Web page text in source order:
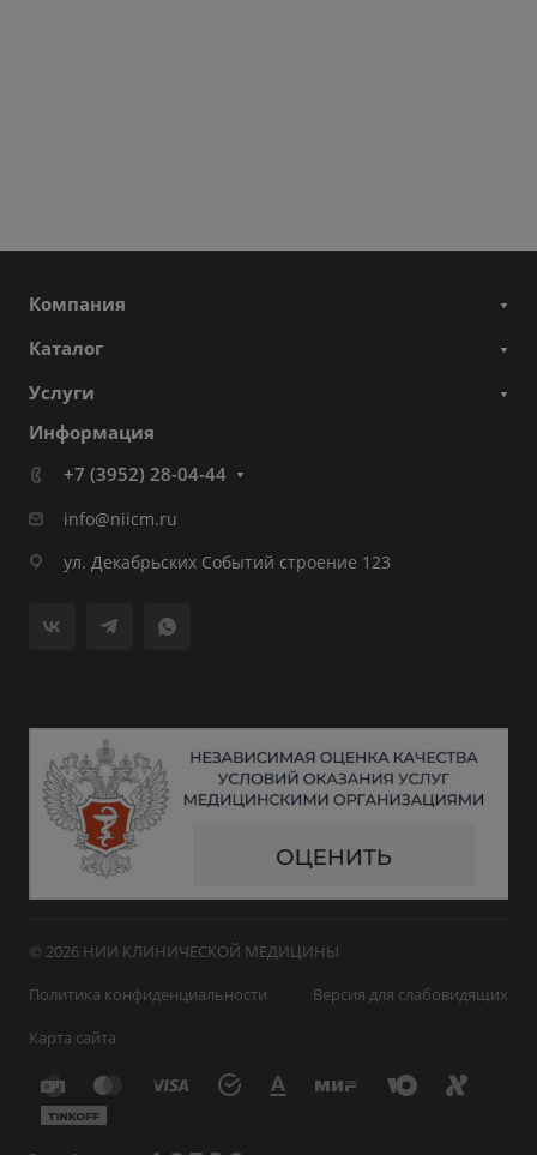
Компания
Каталог
Услуги
Информация
+7 (3952) 28-04-44
info@niicm.ru
ул. Декабрьских Событий строение 123
© 2026 НИИ КЛИНИЧЕСКОЙ МЕДИЦИНЫ
Политика конфиденциальности
Версия для слабовидящих
Карта сайта